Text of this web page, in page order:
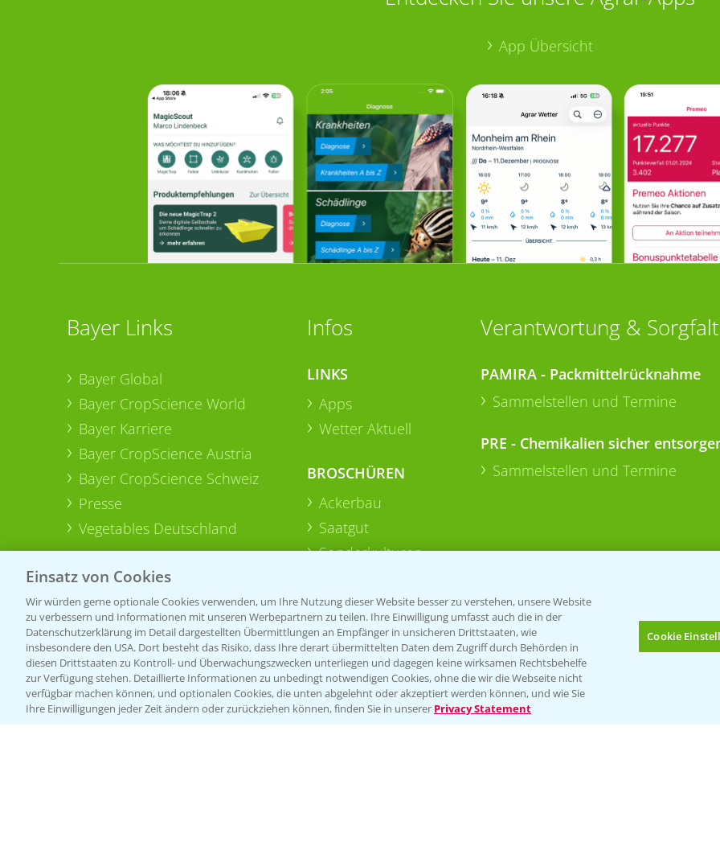
App Übersicht
Bayer Links
Bayer Global
Bayer CropScience World
Bayer Karriere
Bayer CropScience Austria
Bayer CropScience Schweiz
Presse
Vegetables Deutschland
Infos
LINKS
Apps
Wetter Aktuell
BROSCHÜREN
Ackerbau
Saatgut
Sonderkulturen
Verantwortung & Sorgfalt
PAMIRA - Packmittelrücknahme
Sammelstellen und Termine
PRE - Chemikalien sicher
Sammelstellen und Termine
Folgen Sie uns
Einsatz von Cookies
Wir würden gerne optionale Cookies verwenden, um Ihre Nutzung dieser Website besser zu verstehen, unsere Website
zu verbessern und Informationen mit unseren Werbepartnern zu teilen. Ihre Einwilligung umfasst auch die in der
Datenschutzerklärung im Detail dargestellten Übermittlungen an Empfänger in unsicheren Drittstaaten, wie
insbesondere den USA. Dort besteht das Risiko, dass Ihre derart übermittelten Daten dem Zugriff durch Behörden in
diesen Drittstaaten zu Kontroll- und Überwachungszwecken unterliegen und dagegen keine wirksamen Rechtsbehelfe
zur Verfügung stehen. Detaillierte Informationen zu unbedingt notwendigen Cookies, ohne die wir die Webseite nicht
verfügbar machen können, und optionalen Cookies, die unten abgelehnt oder akzeptiert werden können, und wie Sie
Ihre Einwilligungen jeder Zeit ändern oder zurückziehen können, finden Sie in unserer Privacy Statement
Cookie